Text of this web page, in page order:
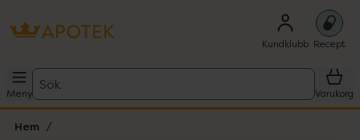
Kundklubb Recept
Meny
Sök
Varukorg
Hem